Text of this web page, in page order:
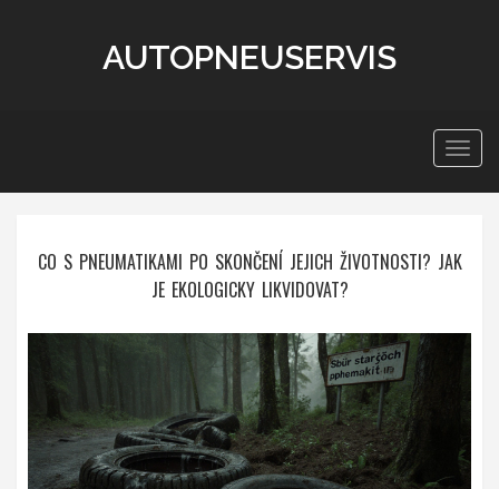
AUTOPNEUSERVIS
CO S PNEUMATIKAMI PO SKONČENÍ JEJICH ŽIVOTNOSTI? JAK
JE EKOLOGICKY LIKVIDOVAT?